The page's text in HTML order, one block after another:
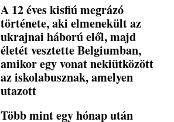
A 12 éves kisfiú megrázó
története, aki elmenekült az
ukrajnai háború elől, majd
életét vesztette Belgiumban,
amikor egy vonat nekiütközött
az iskolabusznak, amelyen
utazott
Több mint egy hónap után